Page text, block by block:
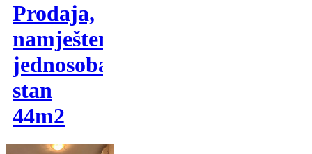
Prodaja,
namješten
jednosoban
stan
44m2